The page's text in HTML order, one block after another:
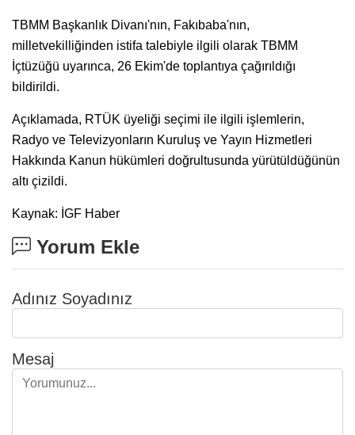
TBMM Başkanlık Divanı'nın, Fakıbaba'nın,
milletvekilliğinden istifa talebiyle ilgili olarak TBMM
İçtüzüğü uyarınca, 26 Ekim'de toplantıya çağırıldığı
bildirildi.
Açıklamada, RTÜK üyeliği seçimi ile ilgili işlemlerin,
Radyo ve Televizyonların Kuruluş ve Yayın Hizmetleri
Hakkında Kanun hükümleri doğrultusunda yürütüldüğünün
altı çizildi.
Kaynak: İGF Haber
Yorum Ekle
Adınız Soyadınız
Mesaj